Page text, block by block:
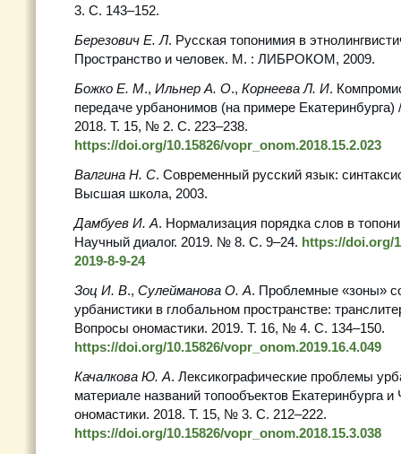
3. С. 143–152.
Березович Е. Л. Русская топонимия в
Пространство и человек. М. : ЛИБРОКОМ, 2009.
Божко Е. М., Ильнер А. О., Корнеева Л. И.
передаче урбанонимов (на примере
2018. Т. 15, № 2. С. 223–238.
https://doi.org/10.15826/vopr_onom.2018.15.2.023
Валгина Н. С. Современный русский язык:
Высшая школа, 2003.
Дамбуев И. А. Нормализация порядка слов в
Научный диалог. 2019. № 8. С. 9–24. https://doi.org/
2019-8-9-24
Зоц И. В., Сулейманова О. А. Проблемные «зоны»
урбанистики в глобальном пространстве:
Вопросы ономастики. 2019. Т. 16, № 4. С. 134–150.
https://doi.org/10.15826/vopr_onom.2019.16.4.049
Качалкова Ю. А. Лексикографические проблемы
материале названий топообъектов Екатеринбурга
ономастики. 2018. Т. 15, № 3. С. 212–222.
https://doi.org/10.15826/vopr_onom.2018.15.3.038